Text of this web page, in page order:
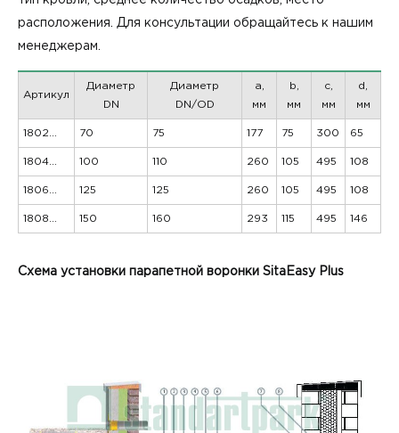
расположения. Для консультации обращайтесь к нашим
менеджерам.
Артикул
Диаметр
DN
Диаметр
DN/OD
a,
мм
b,
мм
c,
мм
d,
мм
1802... 70 75 177 75 300 65
1804... 100 110 260 105 495 108
1806... 125 125 260 105 495 108
1808... 150 160 293 115 495 146
Схема установки парапетной воронки SitaEasy Plus